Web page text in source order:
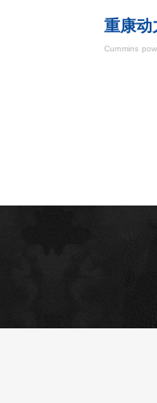
重康动
Cummins